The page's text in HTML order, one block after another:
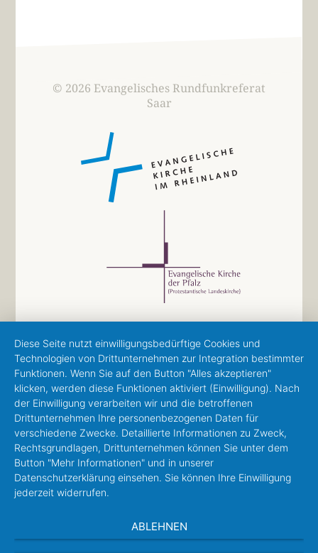
© 2026 Evangelisches Rundfunkreferat
Saar
Diese Seite nutzt einwilligungsbedürftige Cookies und
Technologien von Drittunternehmen zur Integration bestimmter
Funktionen. Wenn Sie auf den Button "Alles akzeptieren"
klicken, werden diese Funktionen aktiviert (Einwilligung). Nach
der Einwilligung verarbeiten wir und die betroffenen
Drittunternehmen Ihre personenbezogenen Daten für
verschiedene Zwecke. Detaillierte Informationen zu Zweck,
Rechtsgrundlagen, Drittunternehmen können Sie unter dem
Button "Mehr Informationen" und in unserer
Datenschutzerklärung einsehen. Sie können Ihre Einwilligung
jederzeit widerrufen.
ABLEHNEN